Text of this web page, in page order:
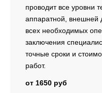
проводит все уровни
аппаратной, внешней
всех необходимых
заключения
точные сроки и
работ.
от 1650 руб